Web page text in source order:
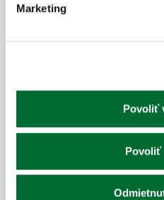
Marketing
Povoliť
Povoliť
Skleník predĺženie